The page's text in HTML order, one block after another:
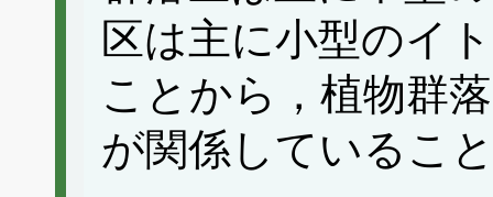
区は主に小型のイ
ことから，植物群
が関係しているこ